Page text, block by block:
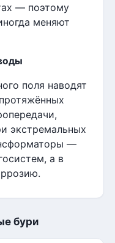
— поэтому
меняют
поля наводят
экстремальных
—
а в
бури